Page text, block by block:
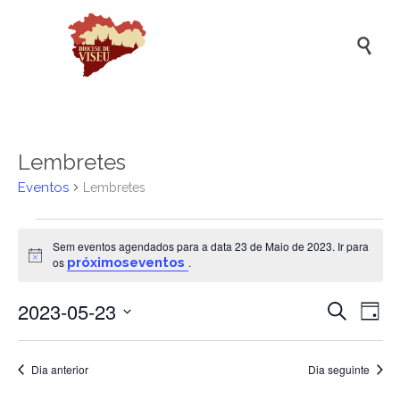

Lembretes
Eventos Lembretes
for
de
Maio
de
Aviso
Sem eventos agendados para a data 23 de Maio de 2023. Ir para
os próximoseventos .
de
Pesquisar
de
Dia
2023-05-23
data.Dia anterior Dia seguinte